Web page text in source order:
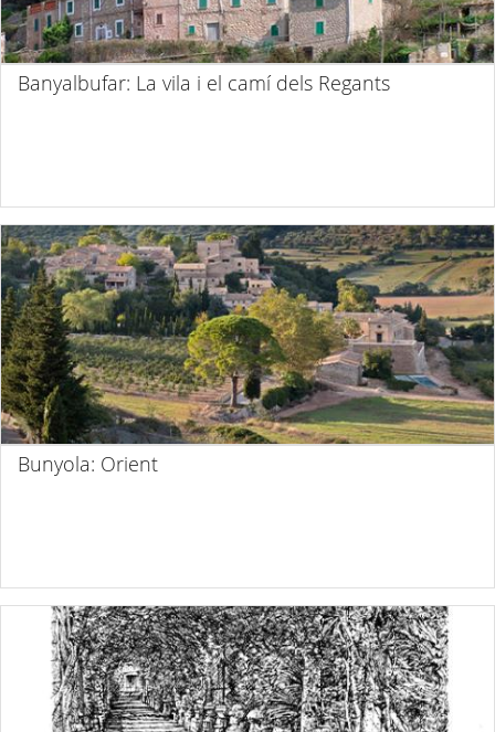
Banyalbufar: La vila i el camí dels Regants
Bunyola: Orient